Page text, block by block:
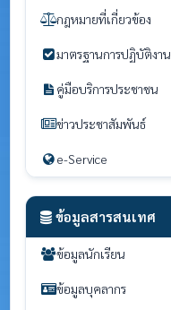
กฎหมายที่เกี่ยวข้อง
มาตรฐานการปฏิบัติงาน
คู่มือบริการประชาชน
ข่าวประชาสัมพันธ์
e-Service
ข้อมูลสารสนเทศ
ข้อมูลนักเรียน
ข้อมูลบุคลากร